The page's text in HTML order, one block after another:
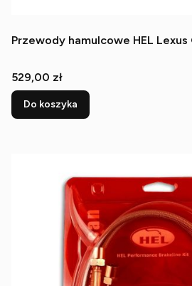
Cena
529,00 zł
Do koszyka